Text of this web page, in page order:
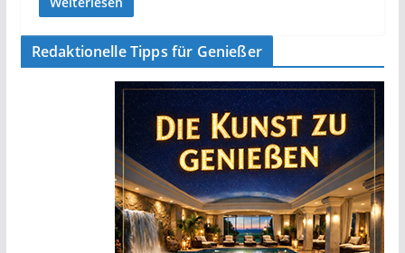
Redaktionelle Tipps für Genießer